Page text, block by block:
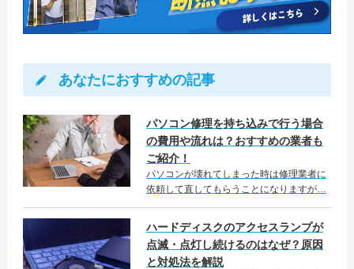
あなたにおすすめの記事
パソコン修理を持ち込みで行う場合
の費用や流れは？おすすめの業者も
ご紹介！
パソコンが壊れてしまった時は修理業者に
依頼して直してもらうことになりますが…
ハードディスクのアクセスランプが
点滅・点灯し続けるのはなぜ？原因
と対処法を解説